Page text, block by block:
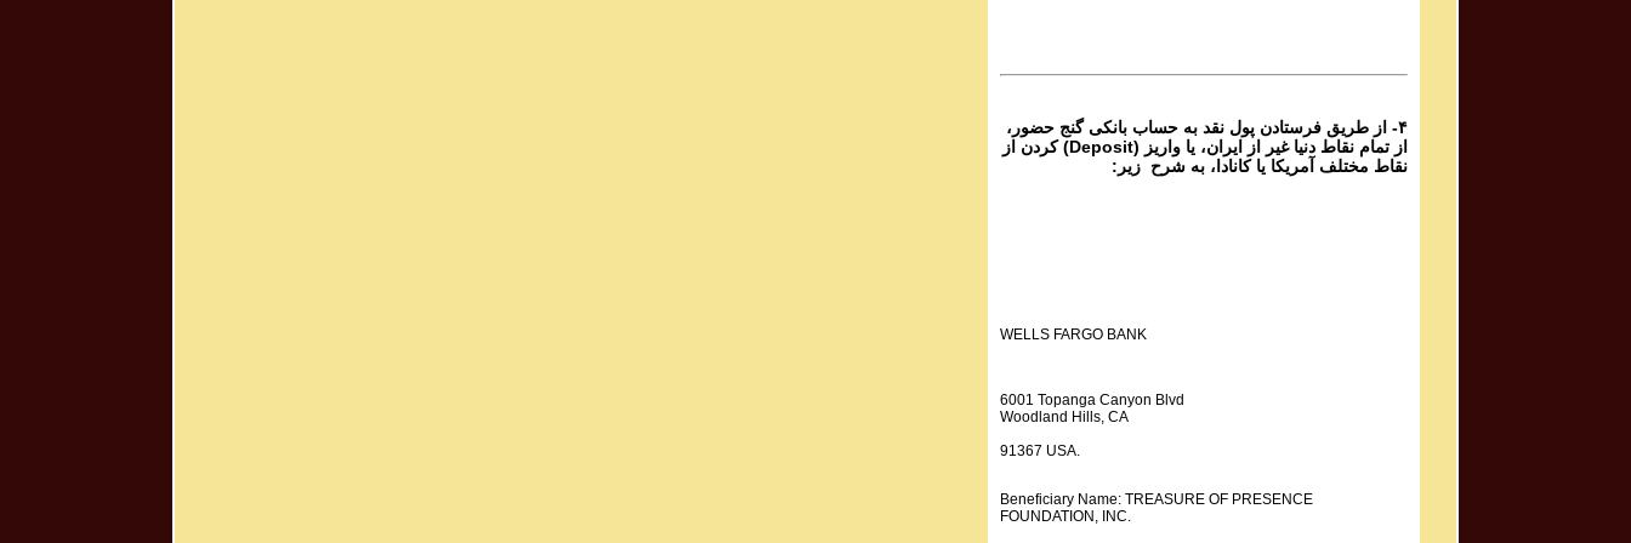
۴- از طریق فرستادن پول نقد به حساب بانکی گنج حضور،
از تمام نقاط دنیا غیر از ایران، یا واریز (Deposit) کردن از
نقاط مختلف آمریکا یا کانادا، به شرح زیر:
WELLS FARGO BANK
6001 Topanga Canyon Blvd
Woodland Hills, CA
91367 USA.
Beneficiary Name: TREASURE OF PRESENCE
FOUNDATION, INC.